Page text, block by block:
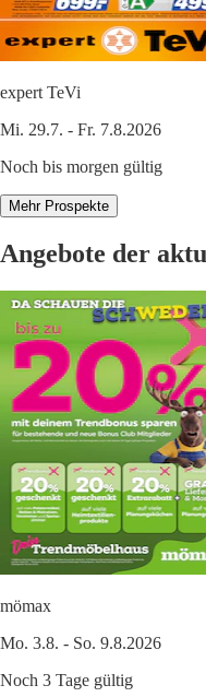
expert TeVi
Mi. 29.7. - Fr. 7.8.2026
Noch bis morgen gültig
Mehr Prospekte
Angebote der
mömax
Mo. 3.8. - So. 9.8.2026
Noch 3 Tage gültig